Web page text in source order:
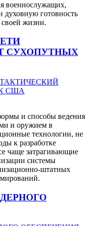
военнослужащих,
духовную готовность
своей жизни.
СУХОПУТНЫХ
и способы ведения
и оружием в
технологии, не
к разработке
чаще затрагивающие
системы
штатных